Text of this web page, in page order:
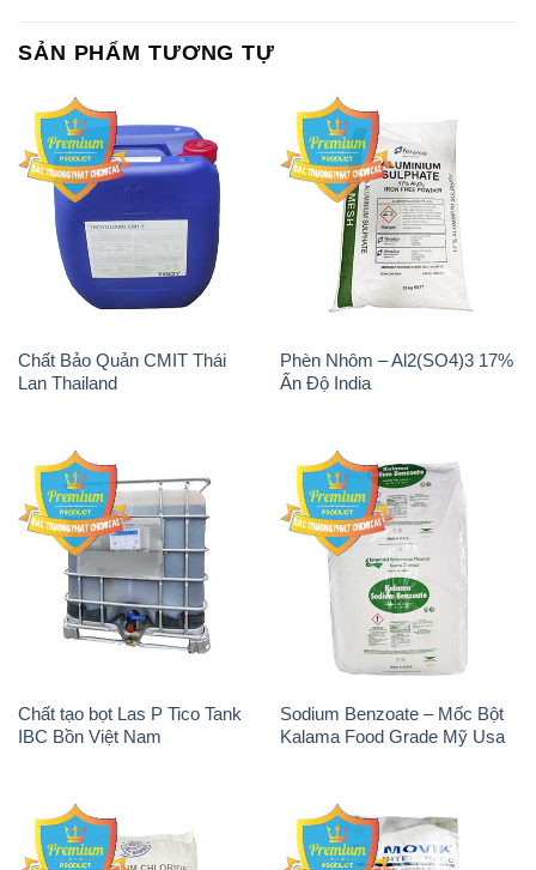
Chất Bảo Quản CMIT Thái
Lan Thailand
Phèn Nhôm – Al2(SO4)3 17%
Ấn Độ India
Chất tạo bọt Las P Tico Tank
IBC Bồn Việt Nam
Sodium Benzoate – Mốc Bột
Kalama Food Grade Mỹ Usa